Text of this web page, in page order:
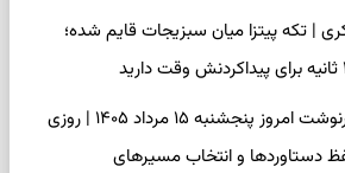
| تکه پیتزا میان سبزیجات قایم شده؛
فال سرنوشت امروز پنجشنبه ۱۵ مرداد ۱۴۰۵ | روزی
دستاوردها و انتخاب مسیرهای